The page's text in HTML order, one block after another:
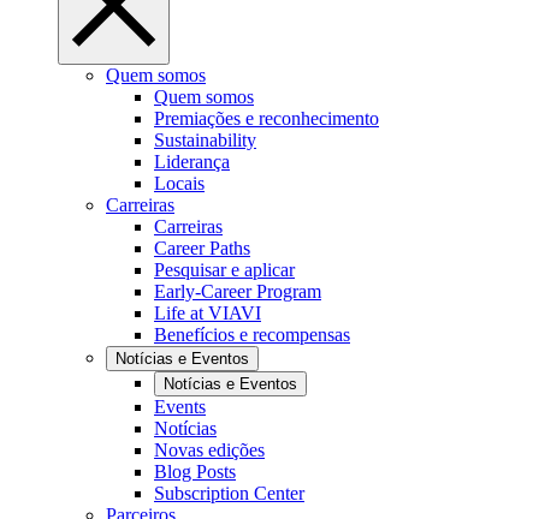
Quem somos
Quem somos
Premiações e reconhecimento
Sustainability
Liderança
Locais
Carreiras
Carreiras
Career Paths
Pesquisar e aplicar
Early-Career Program
Life at VIAVI
Benefícios e recompensas
Notícias e Eventos
Notícias e Eventos
Events
Notícias
Novas edições
Blog Posts
Subscription Center